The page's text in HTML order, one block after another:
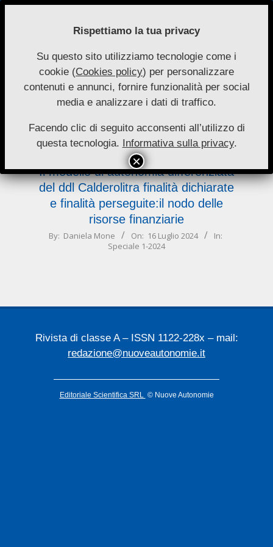
Skip
Nuove
Autonomie
Primary
Navigation
Menu
Il modello di autonomia differenziata
del ddl Calderolitra finalità dichiarate
e finalità perseguite:il nodo delle
risorse finanziarie
2024-
By: Daniela Mone On: 16 Luglio 2024
In:
Speciale 1-2024
Rivista di classe A – ISSN 1122-228x – mail:
redazione@nuoveautonomie.it
Editoriale Scientifica SRL © Nuove Autonomie
Rispettiamo la tua privacy
Su questo sito utilizziamo tecnologie come i
cookie (Cookies policy) per personalizzare
contenuti e annunci, fornire funzionalità per social
media e analizzare i dati di traffico.
Facendo clic di seguito acconsenti all’utilizzo di
questa tecnologia. Informativa sulla privacy.